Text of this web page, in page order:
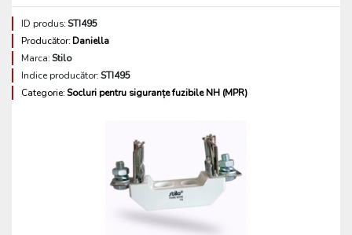
ID produs:STI495
Producător:Daniella
Marca:Stilo
Indice producător:STI495
Categorie:Socluri pentru siguranțe fuzibile NH (MPR)